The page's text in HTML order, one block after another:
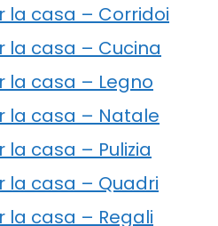
casa – Corridoi
casa – Cucina
casa – Legno
la casa – Natale
casa – Pulizia
casa – Quadri
casa – Regali